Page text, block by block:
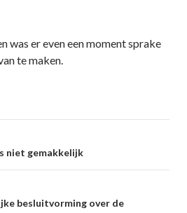
was er even een moment sprake
te maken.
niet gemakkelijk
besluitvorming over de